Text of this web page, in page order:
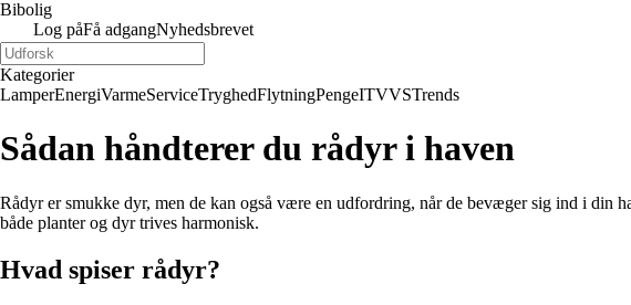
Bibolig
Log påFå adgangNyhedsbrevet
Kategorier
LamperEnergiVarmeServiceTryghedFlytningPengeITVVSTrends
Sådan håndterer du rådyr i haven
Rådyr er smukke dyr, men de kan også være en udfordring, når de bevæger sig ind i din
både planter og dyr trives harmonisk.
Hvad spiser rådyr?